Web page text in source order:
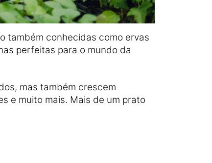
também conhecidas como ervas
perfeitas para o mundo da
mas também crescem
e muito mais. Mais de um prato